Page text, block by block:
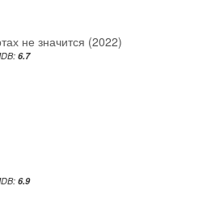
не значится (2022)
6.7
6.9